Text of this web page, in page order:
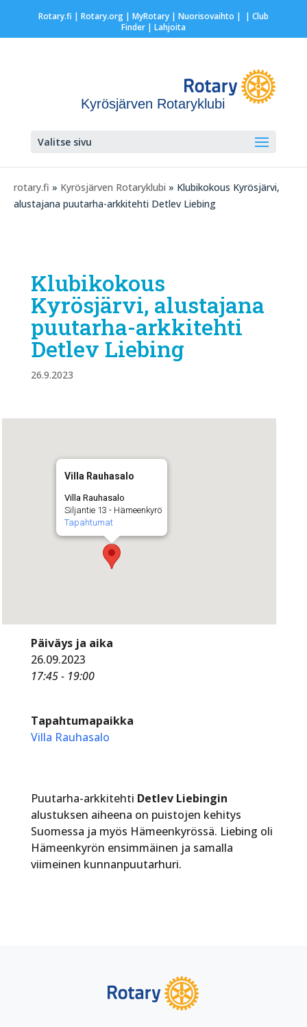
Rotary.fi | Rotary.org| MyRotary | Nuorisovaihto | | Club
Finder| Lahjoita
Kyrösjärven Rotaryklubi
Valitse sivu
rotary.fi » Kyrösjärven Rotaryklubi » Klubikokous Kyrösjärvi,
alustajana puutarha-arkkitehti Detlev Liebing
Klubikokous
Kyrösjärvi, alustajana
puutarha-arkkitehti
Detlev Liebing
26.9.2023
Villa Rauhasalo
Villa Rauhasalo
Siljantie 13 - Hämeenkyrö
Tapahtumat
Päiväys ja aika
26.09.2023
17:45 - 19:00
Tapahtumapaikka
Villa Rauhasalo
Puutarha-arkkitehti Detlev Liebingin
alustuksen aiheena on puistojen kehitys
Suomessa ja myös Hämeenkyrössä. Liebing oli
Hämeenkyrön ensimmäinen ja samalla
viimeinen kunnanpuutarhuri.